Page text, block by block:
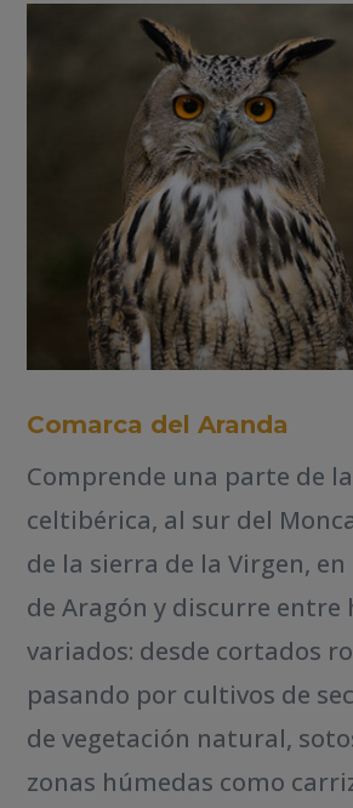
Comarca del Aranda
Comprende una parte de
celtibérica, al sur del
de la sierra de la Virgen,
de Aragón y discurre
variados: desde cortados
pasando por cultivos de
de vegetación natural,
zonas húmedas como